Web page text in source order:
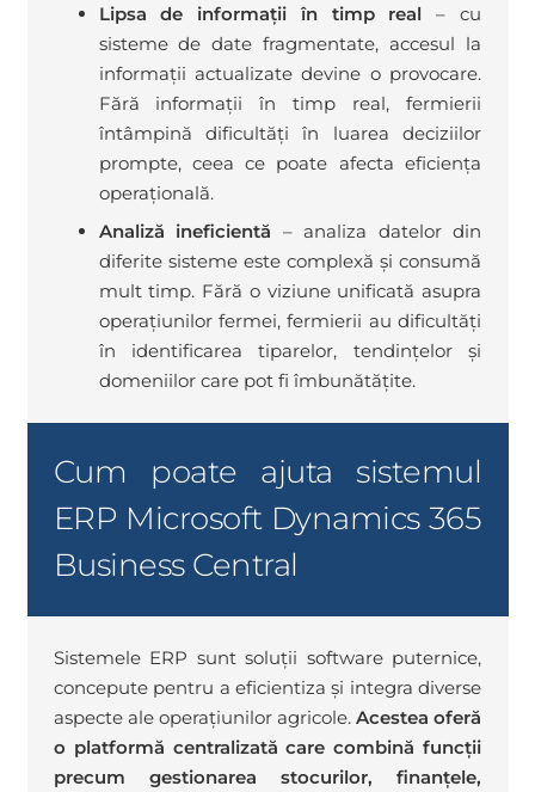
Lipsa de informații în timp real – cu
sisteme de date fragmentate, accesul la
informații actualizate devine o provocare.
Fără informații în timp real, fermierii
întâmpină dificultăți în luarea deciziilor
prompte, ceea ce poate afecta eficiența
operațională.
Analiză ineficientă – analiza datelor din
diferite sisteme este complexă și consumă
mult timp. Fără o viziune unificată asupra
operațiunilor fermei, fermierii au dificultăți
în identificarea tiparelor, tendințelor și
domeniilor care pot fi îmbunătățite.
Cum poate ajuta sistemul
ERP Microsoft Dynamics 365
Business Central
Sistemele ERP sunt soluții software puternice,
concepute pentru a eficientiza și integra diverse
aspecte ale operațiunilor agricole. Acestea oferă
o platformă centralizată care combină funcții
precum gestionarea stocurilor, finanțele,